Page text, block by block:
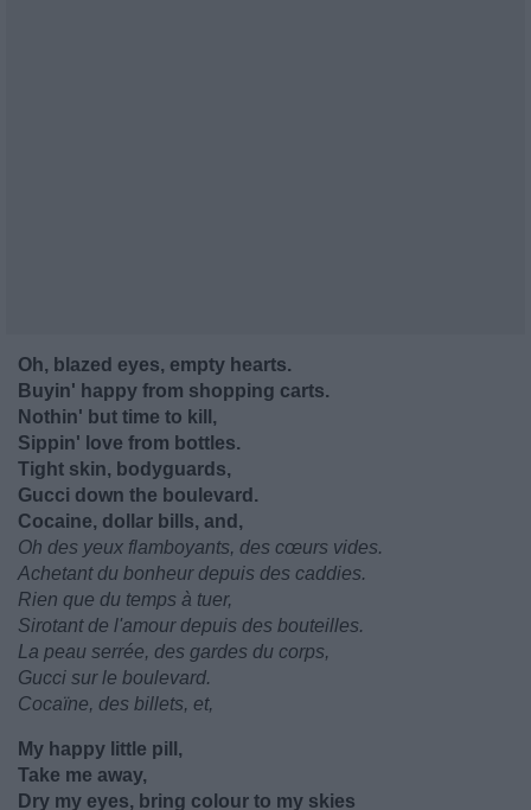
Oh, blazed eyes, empty hearts.
Buyin' happy from shopping carts.
Nothin' but time to kill,
Sippin' love from bottles.
Tight skin, bodyguards,
Gucci down the boulevard.
Cocaine, dollar bills, and,
Oh des yeux flamboyants, des cœurs vides.
Achetant du bonheur depuis des caddies.
Rien que du temps à tuer,
Sirotant de l'amour depuis des bouteilles.
La peau serrée, des gardes du corps,
Gucci sur le boulevard.
Cocaïne, des billets, et,
My happy little pill,
Take me away,
Dry my eyes, bring colour to my skies